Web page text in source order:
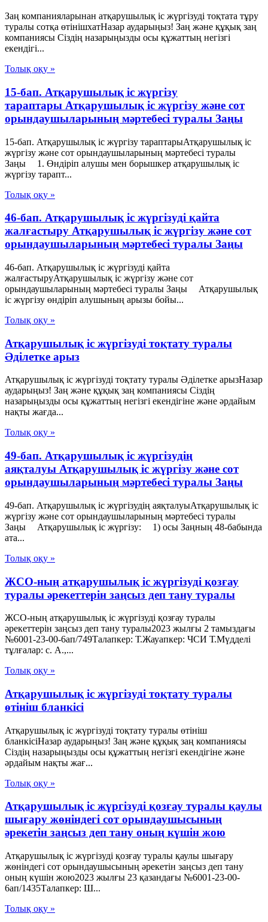
Заң компанияларынан атқарушылық іс жүргізуді тоқтата тұру
туралы сотқа өтінішхатНазар аударыңыз! Заң және құқық заң
компаниясы Сіздің назарыңызды осы құжаттың негізгі
екендігі...
Толық оқу »
15-бап. Атқарушылық iс жүргiзу
тараптары Атқарушылық iс жүргiзу және сот
орындаушыларының мәртебесi туралы Заңы
15-бап. Атқарушылық iс жүргiзу тараптарыАтқарушылық iс
жүргiзу және сот орындаушыларының мәртебесi туралы
Заңы 1. Өндiрiп алушы мен борышкер атқарушылық iс
жүргiзу тарапт...
Толық оқу »
46-бап. Атқарушылық iс жүргiзудi қайта
жалғастыру Атқарушылық iс жүргiзу және сот
орындаушыларының мәртебесi туралы Заңы
46-бап. Атқарушылық iс жүргiзудi қайта
жалғастыруАтқарушылық iс жүргiзу және сот
орындаушыларының мәртебесi туралы Заңы Атқарушылық
iс жүргiзу өндiрiп алушының арызы бойы...
Толық оқу »
Атқарушылық іс жүргізуді тоқтату туралы
Әділетке арыз
Атқарушылық іс жүргізуді тоқтату туралы Әділетке арызНазар
аударыңыз! Заң және құқық заң компаниясы Сіздің
назарыңызды осы құжаттың негізгі екендігіне және әрдайым
нақты жағда...
Толық оқу »
49-бап. Атқарушылық iс жүргiзудiң
аяқталуы Атқарушылық iс жүргiзу және сот
орындаушыларының мәртебесi туралы Заңы
49-бап. Атқарушылық iс жүргiзудiң аяқталуыАтқарушылық iс
жүргiзу және сот орындаушыларының мәртебесi туралы
Заңы Атқарушылық iс жүргiзу: 1) осы Заңның 48-бабында
ата...
Толық оқу »
ЖСО-ның атқарушылық іс жүргізуді қозғау
туралы әрекеттерін заңсыз деп тану туралы
ЖСО-ның атқарушылық іс жүргізуді қозғау туралы
әрекеттерін заңсыз деп тану туралы2023 жылғы 2 тамыздағы
№6001-23-00-6ап/749Талапкер: Т.Жауапкер: ЧСИ Т.Мүдделі
тұлғалар: с. А.,...
Толық оқу »
Атқарушылық іс жүргізуді тоқтату туралы
өтініш бланкісі
Атқарушылық іс жүргізуді тоқтату туралы өтініш
бланкісіНазар аударыңыз! Заң және құқық заң компаниясы
Сіздің назарыңызды осы құжаттың негізгі екендігіне және
әрдайым нақты жағ...
Толық оқу »
Атқарушылық іс жүргізуді қозғау туралы қаулы
шығару жөніндегі сот орындаушысының
әрекетін заңсыз деп тану оның күшін жою
Атқарушылық іс жүргізуді қозғау туралы қаулы шығару
жөніндегі сот орындаушысының әрекетін заңсыз деп тану
оның күшін жою2023 жылғы 23 қазандағы №6001-23-00-
6ап/1435Талапкер: Ш...
Толық оқу »